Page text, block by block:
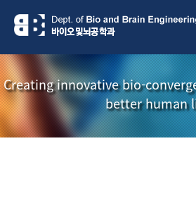
Creating innovative bio-
better human